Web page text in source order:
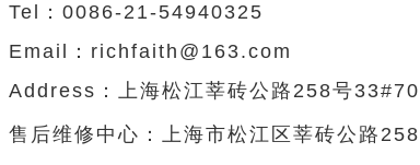
Tel：0086-21-54940325
Email：richfaith@163.com
Address： 上海松江莘砖公路 258号
售后维修中心：上海市松江区莘砖公路